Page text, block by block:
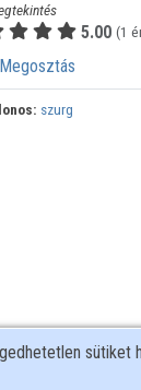
5.00 (1
Megosztás
szurg